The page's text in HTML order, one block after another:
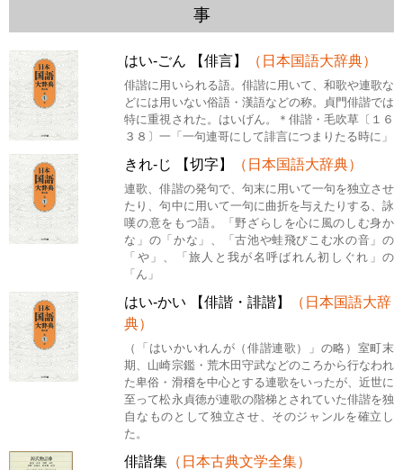
事
はい‐ごん 【俳言】 （日本国語大辞典）
俳諧に用いられる語。俳諧に用いて、和歌や連歌な
どには用いない俗語・漢語などの称。貞門俳諧では
特に重視された。はいげん。＊俳諧・毛吹草〔１６
３８〕一「一句連哥にして誹言につまりたる時に」
きれ‐じ 【切字】 （日本国語大辞典）
連歌、俳諧の発句で、句末に用いて一句を独立させ
たり、句中に用いて一句に曲折を与えたりする、詠
嘆の意をもつ語。「野ざらしを心に風のしむ身か
な」の「かな」、「古池や蛙飛びこむ水の音」の
「や」、「旅人と我が名呼ばれん初しぐれ」の
「ん」
はい‐かい 【俳諧・誹諧】
（日本国語大辞
典）
（「はいかいれんが（俳諧連歌）」の略）室町末
期、山崎宗鑑・荒木田守武などのころから行なわれ
た卑俗・滑稽を中心とする連歌をいったが、近世に
至って松永貞徳が連歌の階梯とされていた俳諧を独
自なものとして独立させ、そのジャンルを確立し
た。
俳諧集 （日本古典文学全集）